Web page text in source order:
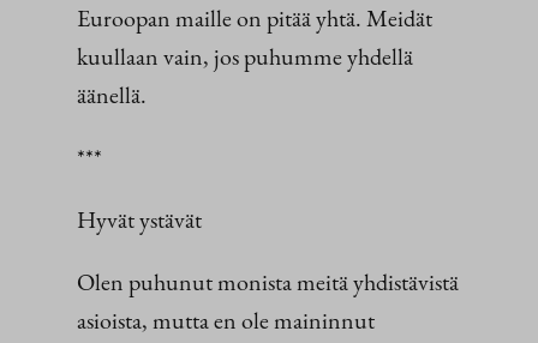
Euroopan maille on pitää yhtä. Meidät
kuullaan vain, jos puhumme yhdellä
äänellä.
***
Hyvät ystävät
Olen puhunut monista meitä yhdistävistä
asioista, mutta en ole maininnut